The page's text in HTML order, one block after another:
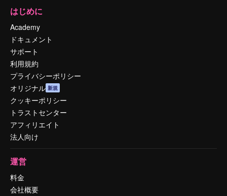
はじめに
Academy
ドキュメント
サポート
利用規約
プライバシーポリシー
オリジナル 新規
クッキーポリシー
トラストセンター
アフィリエイト
法人向け
運営
料金
会社概要